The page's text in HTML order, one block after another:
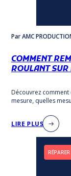
Par AMC
COMMENT
ROULANT SUR
Découvrez
mesure, quelles
LIRE PLUS
RÉPARER